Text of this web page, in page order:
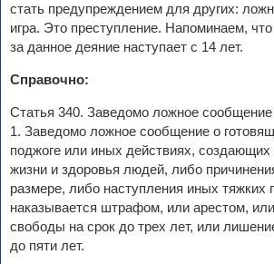
стать предупреждением для других:
игра. Это преступление. Напоминаем, что
за данное деяние наступает с 14 лет.
Справочно:
Статья 340. Заведомо ложное сообщение
1. Заведомо ложное сообщение о
поджоге или иных действиях, создающих
жизни и здоровья людей, либо
размере, либо наступления иных тяжких
наказывается штрафом, или арестом,
свободы на срок до трех лет, или
до пяти лет.